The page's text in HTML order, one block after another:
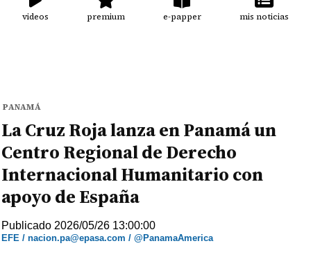
videos premium e-papper mis noticias
PANAMÁ
La Cruz Roja lanza en Panamá un
Centro Regional de Derecho
Internacional Humanitario con
apoyo de España
Publicado 2026/05/26 13:00:00
EFE / nacion.pa@epasa.com / @PanamaAmerica